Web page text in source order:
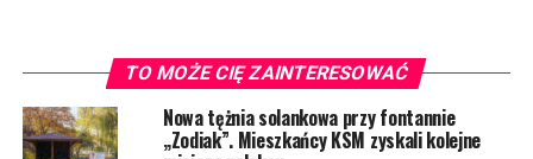
TO MOŻE CIĘ ZAINTERESOWAĆ
Nowa tężnia solankowa przy fontannie
„Zodiak”. Mieszkańcy KSM zyskali kolejne